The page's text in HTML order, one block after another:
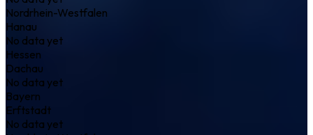
Nordrhein-Westfalen
Hanau
No data yet
Hessen
Dachau
No data yet
Bayern
Erftstadt
No data yet